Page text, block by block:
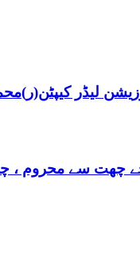
لیڈر
چھت سے محروم ،